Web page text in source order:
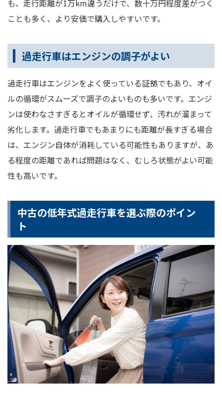
も、走行距離が1万km違うだけで、数十万円程度差がつく
ことも多く、より安価で購入しやすいです。
過走行車はエンジンの調子がよい
過走行車はエンジンをよく使っている証拠でもあり、オイ
ルの循環がスムーズで調子のよいものも多いです。エンジ
ンは使わなさすぎるとオイルが循環せず、汚れが溜まって
劣化します。過走行車でもあまりにも距離が長すぎる場合
は、エンジン自体が消耗している可能性もありますが、あ
る程度の距離であれば問題はなく、むしろ状態がよい可能
性も高いです。
中古の低年式過走行車を選ぶ際のポイン
ト